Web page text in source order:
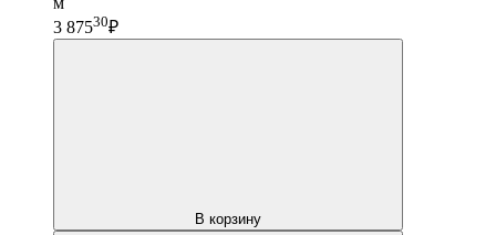
3 87530₽
В корзину